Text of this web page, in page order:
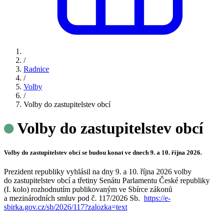
/
Radnice
/
Volby
/
Volby do zastupitelstev obcí
Volby do zastupitelstev obcí
Volby do zastupitelstev obcí se budou konat ve dnech 9. a 10. října 2026.
Prezident republiky vyhlásil na dny 9. a 10. října 2026 volby
do zastupitelstev obcí a třetiny Senátu Parlamentu České republiky
(I. kolo) rozhodnutím publikovaným ve Sbírce zákonů
a mezinárodních smluv pod č. 117/2026 Sb. https://e-
sbirka.gov.cz/sb/2026/117?zalozka=text